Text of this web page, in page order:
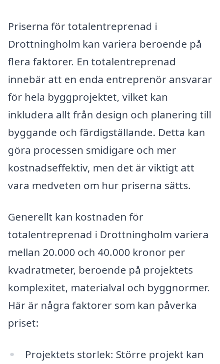
Priserna för totalentreprenad i
Drottningholm kan variera beroende på
flera faktorer. En totalentreprenad
innebär att en enda entreprenör ansvarar
för hela byggprojektet, vilket kan
inkludera allt från design och planering till
byggande och färdigställande. Detta kan
göra processen smidigare och mer
kostnadseffektiv, men det är viktigt att
vara medveten om hur priserna sätts.
Generellt kan kostnaden för
totalentreprenad i Drottningholm variera
mellan 20.000 och 40.000 kronor per
kvadratmeter, beroende på projektets
komplexitet, materialval och byggnormer.
Här är några faktorer som kan påverka
priset:
Projektets storlek: Större projekt kan